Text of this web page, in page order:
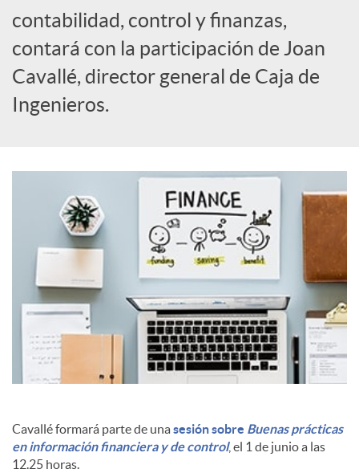
c
i
s
contabilidad, control y finanzas,
contará con la participación de Joan
Cavallé, director general de Caja de
Ingenieros.
Cavallé formará parte de unasesión sobre Buenas prácticas
en información financiera y de control, el 1 de junio a las
12.25 horas.